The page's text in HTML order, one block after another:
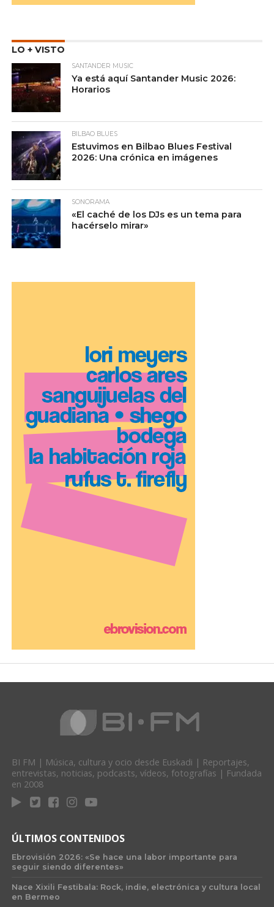
LO + VISTO
SANTANDER MUSIC
Ya está aquí Santander Music 2026:
Horarios
BILBAO BLUES
Estuvimos en Bilbao Blues Festival
2026: Una crónica en imágenes
SONORAMA
«El caché de los DJs es un tema para
hacérselo mirar»
BI FM | Música, cultura y ocio desde Euskadi | Reportajes,
entrevistas, noticias, podcasts, vídeos, fotografías | Fundada
en 2008
ÚLTIMOS CONTENIDOS
Ebrovisión 2026: «Se hace una labor importante para
seguir siendo diferentes»
Nace Xixili Festibala: Rock, indie, electrónica y cultura local
en Bermeo